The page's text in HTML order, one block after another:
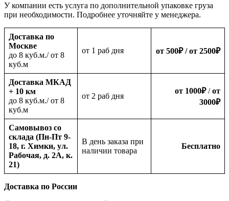
У компании есть услуга по дополнительной упаковке груза
при необходимости. Подробнее уточняйте у менеджера.
Доставка по
Москве
до 8 куб.м./ от 8
куб.м
oт 1 раб дня от 500₽/ от 2500₽
Доставка МКАД
+ 10 км
до 8 куб.м./ от 8
куб.м
oт 2 раб дня
от 1000₽/от
3000₽
Самовывоз со
склада (Пн-Пт 9-
18, г. Химки, ул.
Рабочая, д. 2А, к.
21)
В день заказа при
наличии товара
Бесплатно
Доставка по России